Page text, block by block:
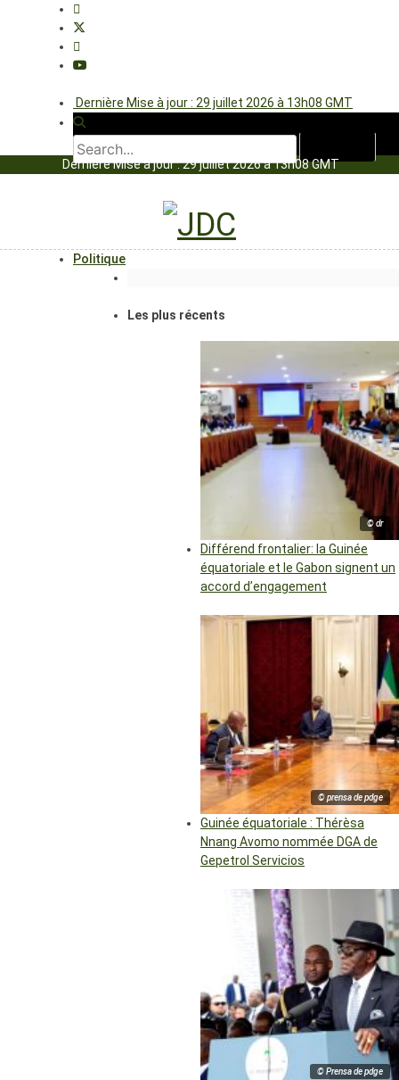
Dernière Mise à jour : 29 juillet 2026 à 13h08 GMT
Dernière Mise à jour : 29 juillet 2026 à 13h08 GMT
Politique
Les plus récents
© dr
Différend frontalier: la Guinée
équatoriale et le Gabon signent un
accord d’engagement
© prensa de pdge
Guinée équatoriale : Thérèsa
Nnang Avomo nommée DGA de
Gepetrol Servicios
© Prensa de pdge